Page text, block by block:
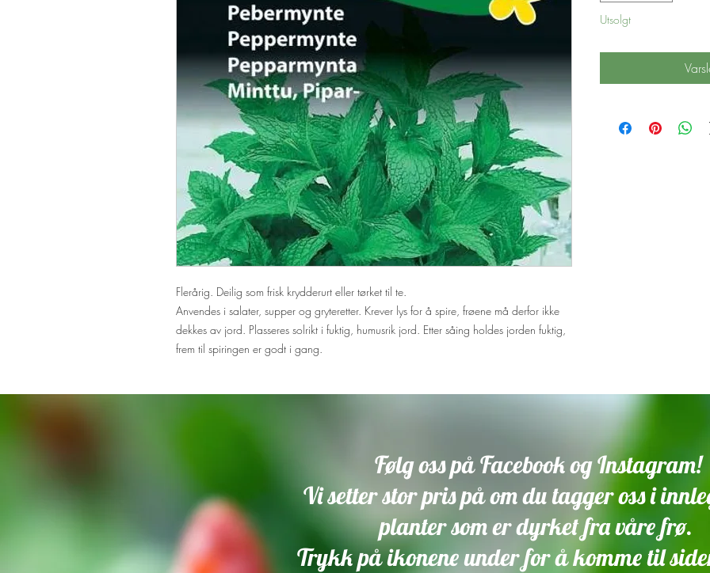
Flerårig. Deilig som frisk krydderurt eller tørket til te.
Anvendes i salater, supper og gryteretter. Krever lys for å spire, frøene må derfor ikke
dekkes av jord. Plasseres solrikt i fuktig, humusrik jord. Etter såing holdes jorden fuktig,
frem til spiringen er godt i gang.
Utsolgt
Følg oss på Facebook og Instagram!
Vi setter stor pris på om du tagger oss i
planter som er dyrket fra våre frø.
Trykk på ikonene under for å komme til